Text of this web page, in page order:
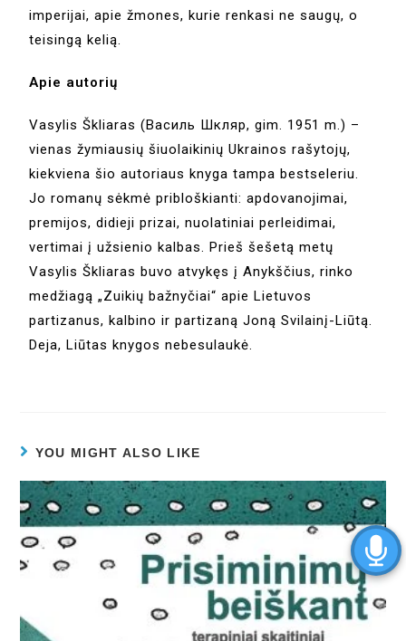
imperijai, apie žmones, kurie renkasi ne saugų, o
teisingą kelią.
Apie autorių
Vasylis Škliaras (Василь Шкляр, gim. 1951 m.) –
vienas žymiausių šiuolaikinių Ukrainos rašytojų,
kiekviena šio autoriaus knyga tampa bestseleriu.
Jo romanų sėkmė pribloškianti: apdovanojimai,
premijos, didieji prizai, nuolatiniai perleidimai,
vertimai į užsienio kalbas. Prieš šešetą metų
Vasylis Škliaras buvo atvykęs į Anykščius, rinko
medžiagą „Zuikių bažnyčiai“ apie Lietuvos
partizanus, kalbino ir partizaną Joną Svilainį-Liūtą.
Deja, Liūtas knygos nebesulaukė.
YOU MIGHT ALSO LIKE